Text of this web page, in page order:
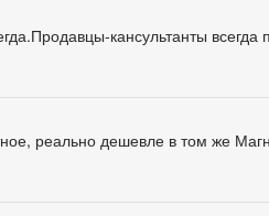
кансультанты всегда
реально дешевле в том же